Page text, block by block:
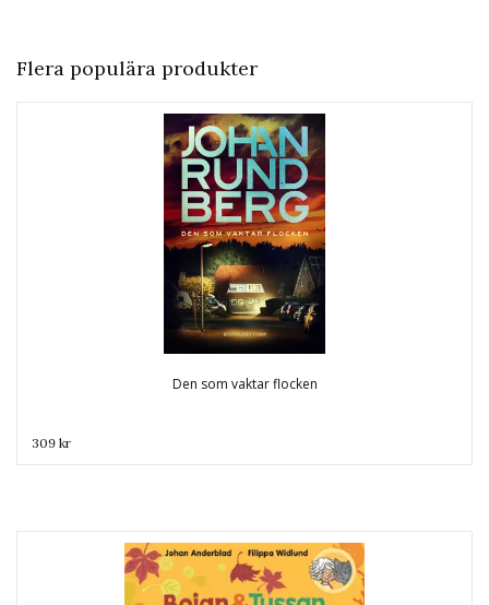
Flera populära produkter
Den som vaktar flocken
309 kr